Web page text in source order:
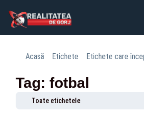
Acasă Etichete Etichete care
Tag: fotbal
Toate etichetele